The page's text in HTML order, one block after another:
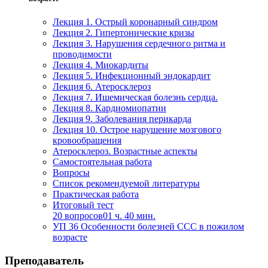
Лекция 1. Острый коронарный синдром
Лекция 2. Гипертонические кризы
Лекция 3. Нарушения сердечного ритма и
проводимости
Лекция 4. Миокардиты
Лекция 5. Инфекционный эндокардит
Лекция 6. Атеросклероз
Лекция 7. Ишемическая болезнь сердца.
Лекция 8. Кардиомиопатии
Лекция 9. Заболевания перикарда
Лекция 10. Острое нарушение мозгового
кровообращения
Атеросклероз. Возрастные аспекты
Самостоятельная работа
Вопросы
Список рекомендуемой литературы
Практическая работа
Итоговый тест
20 вопросов01 ч. 40 мин.
УП 36 Особенности болезней ССС в пожилом
возрасте
Преподаватель